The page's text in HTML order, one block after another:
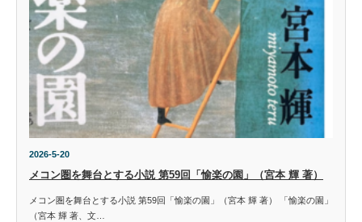
2026-5-20
メコン圏を舞台とする小説 第59回「愉楽の園」（宮本 輝 著）
メコン圏を舞台とする小説 第59回「愉楽の園」（宮本 輝 著） 「愉楽の園」
（宮本 輝 著、文…